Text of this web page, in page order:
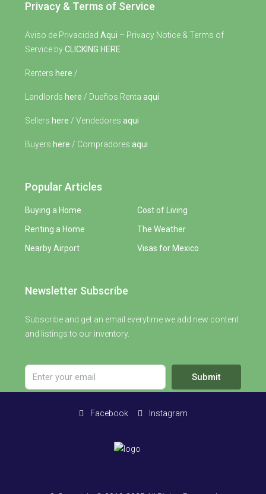
Privacy & Terms of Service
Aviso de Privacidad Aqui – Privacy Notice & Terms of
Service byCLICKING HERE
Renters here /
Landlords here / Dueños Renta aqui
Sellers here / Vendedores aqui
Buyers here / Compradores aqui
Popular Articles
Buying a Home
Renting a Home
Nearby Airport
Cost of Living
The Weather
Visas for Mexico
Newsletter Subscribe
Subscribe and get an email everytime we add new content
and listings to our inventory.
Submit
Facebook Instagram